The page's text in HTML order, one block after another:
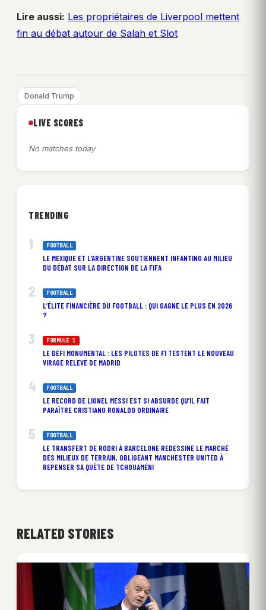
Lire aussi: Les propriétaires de Liverpool mettent
fin au débat autour de Salah et Slot
Donald Trump
LIVE SCORES
No matches today
TRENDING
FOOTBALL
LE MEXIQUE ET L’ARGENTINE SOUTIENNENT INFANTINO AU MILIEU
DU DÉBAT SUR LA DIRECTION DE LA FIFA
FOOTBALL
L’ÉLITE FINANCIÈRE DU FOOTBALL : QUI GAGNE LE PLUS EN 2026
?
FORMULE 1
LE DÉFI MONUMENTAL : LES PILOTES DE F1 TESTENT LE NOUVEAU
VIRAGE RELEVÉ DE MADRID
FOOTBALL
LE RECORD DE LIONEL MESSI EST SI ABSURDE QU’IL FAIT
PARAÎTRE CRISTIANO RONALDO ORDINAIRE
FOOTBALL
LE TRANSFERT DE RODRI À BARCELONE REDESSINE LE MARCHÉ
DES MILIEUX DE TERRAIN, OBLIGEANT MANCHESTER UNITED À
REPENSER SA QUÊTE DE TCHOUAMÉNI
RELATED STORIES